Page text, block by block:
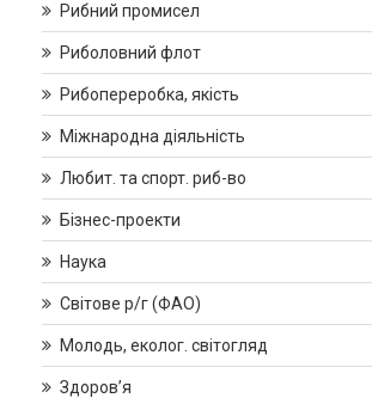
Рибний промисел
Риболовний флот
Рибопереробка, якість
Міжнародна діяльність
Любит. та спорт. риб-во
Бізнес-проекти
Наука
Світове р/г (ФАО)
Молодь, еколог. світогляд
Здоров’я